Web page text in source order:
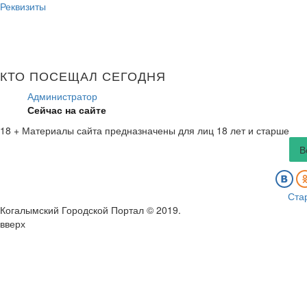
Реквизиты
КТО ПОСЕЩАЛ СЕГОДНЯ
Администратор
Сейчас на сайте
18 + Материалы сайта предназначены для лиц 18 лет и старше
Когалымский Городской Портал © 2019.
вверх